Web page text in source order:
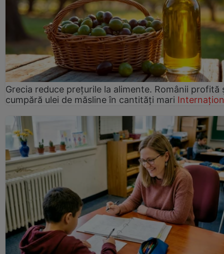
Grecia reduce prețurile la alimente. Românii profită
cumpără ulei de măsline în cantități mari